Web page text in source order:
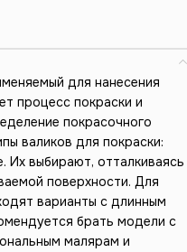
для нанесения
процесс покраски и
покрасочного
валиков для покраски:
Их выбирают, отталкиваясь
поверхности. Для
варианты с длинным
брать модели с
малярам и